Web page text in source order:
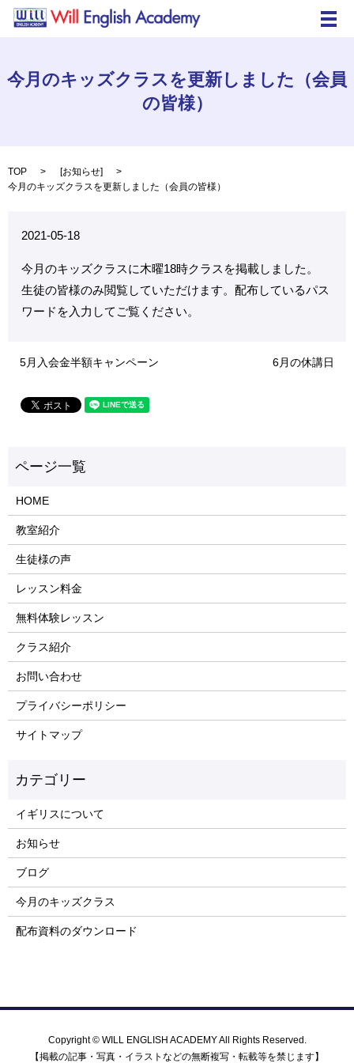
メ
今月のキッズクラスを更新しました（会員
の皆様）
TOP [お知らせ]
今月のキッズクラスを更新しました（会員の皆様）
2021-05-18
今月のキッズクラスに木曜18時クラスを掲載しました。
生徒の皆様のみ閲覧していただけます。配布しているパス
ワードを入力してご覧ください。
5月入会金半額キャンペーン 6月の休講日
HOME
教室紹介
生徒様の声
レッスン料金
無料体験レッスン
クラス紹介
お問い合わせ
プライバシーポリシー
サイトマップ
イギリスについて
お知らせ
ブログ
今月のキッズクラス
配布資料のダウンロード
Copyright © WILL ENGLISH ACADEMY All Rights Reserved.
【掲載の記事・写真・イラストなどの無断複写・転載等を禁じます】